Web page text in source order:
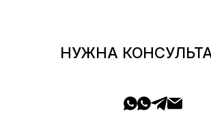
НУЖНА